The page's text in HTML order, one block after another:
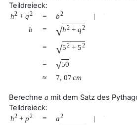
Teildreieck:
h2 + q2 = b2 |
b = √h2 + q2
= √52 + 52
= √50
≈
7, 07cm
Berechne a mit dem Satz des
Teildreieck:
h2 + p2 = a2 |